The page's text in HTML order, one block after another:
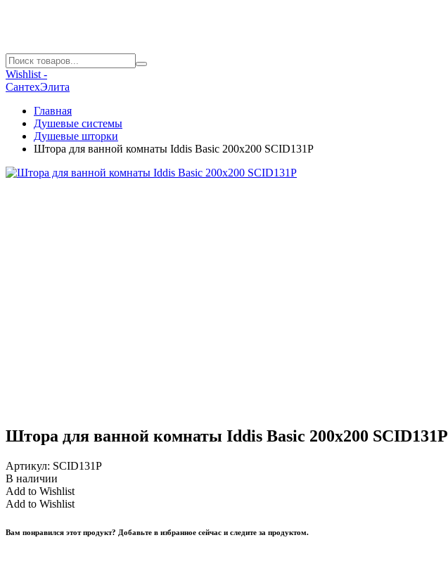
Wishlist -
СантехЭлита
Главная
Душевые системы
Душевые шторки
Штора для ванной комнаты Iddis Basic 200х200 SCID131P
Штора для ванной комнаты Iddis Basic 200х200 SCID131P
Артикул: SCID131P
В наличии
Add to Wishlist
Add to Wishlist
Вам понравился этот продукт? Добавьте в избранное сейчас и следите за продуктом.